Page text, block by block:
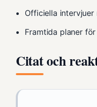
Officiella
Framtida planer
Citat och